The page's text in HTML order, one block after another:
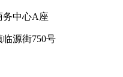
务中心A座
源街750号